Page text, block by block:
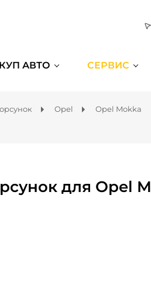
АВТО СЕРВИС
Opel Opel Mokka
для Opel